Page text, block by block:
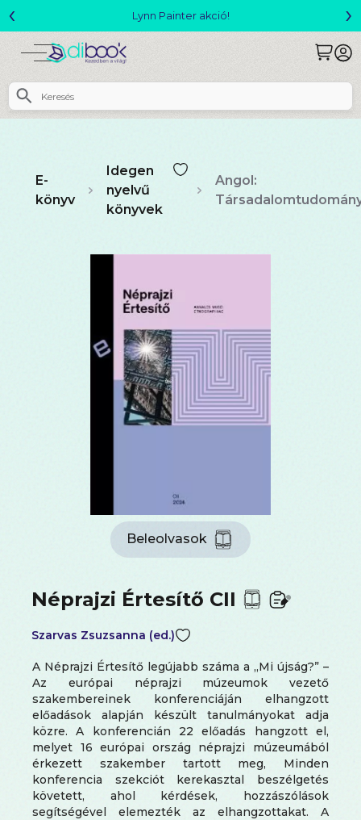
Megjelent! L. J. Shen: Legvadabb álmaimban szeretlek
‹ ›
E-
könyv
Idegen
nyelvű
könyvek
Angol:
Beleolvasok
Néprajzi Értesítő CII
Szarvas Zsuzsanna (ed.)
A Néprajzi Értesítő legújabb száma a „Mi újság?” –
Az európai néprajzi múzeumok vezető
szakembereinek konferenciáján elhangzott
előadások alapján készült tanulmányokat adja
közre. A konferencián 22 előadás hangzott el,
melyet 16 európai ország néprajzi múzeumából
érkezett szakember tartott meg, Minden
konferencia szekciót kerekasztal beszélgetés
követett, ahol kérdések, hozzászólások
segítségével elemezték az elhangzottakat. A